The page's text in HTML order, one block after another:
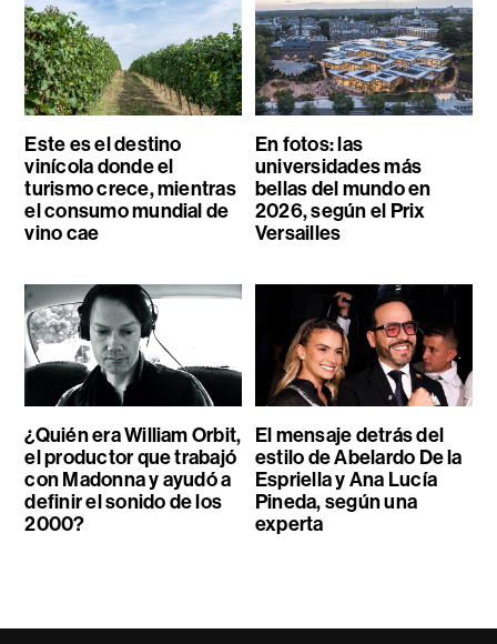
Este es el destino
vinícola donde el
turismo crece, mientras
el consumo mundial de
vino cae
En fotos: las
universidades más
bellas del mundo en
2026, según el Prix
Versailles
¿Quién era William Orbit,
el productor que trabajó
con Madonna y ayudó a
definir el sonido de los
2000?
El mensaje detrás del
estilo de Abelardo De la
Espriella y Ana Lucía
Pineda, según una
experta